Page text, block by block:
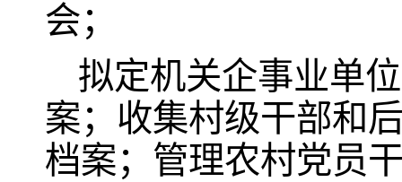
会；
拟定机关企事业单
案；收集村级干部和
档案；管理农村党员